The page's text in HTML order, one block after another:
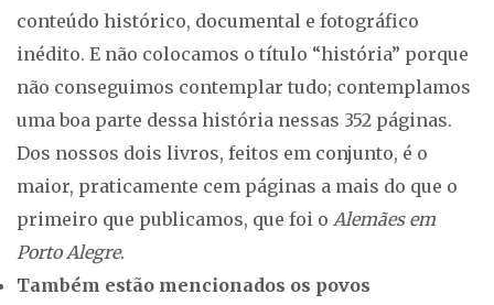
conteúdo histórico, documental e fotográfico
inédito. E não colocamos o título “história” porque
não conseguimos contemplar tudo; contemplamos
uma boa parte dessa história nessas 352 páginas.
Dos nossos dois livros, feitos em conjunto, é o
maior, praticamente cem páginas a mais do que o
primeiro que publicamos, que foi o Alemães em
Porto Alegre.
Também estão mencionados os povos